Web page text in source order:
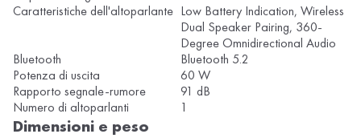
Caratteristiche dell'altoparlante Low Battery Indication, Wireless
Dual Speaker Pairing, 360-
Degree Omnidirectional Audio
Bluetooth
Bluetooth 5.2
Potenza di uscita
60 W
Rapporto segnale-rumore
91 dB
Numero di altoparlanti
1
Dimensioni e peso